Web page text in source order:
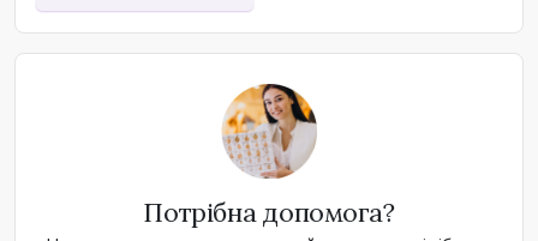
Потрібна допомога?